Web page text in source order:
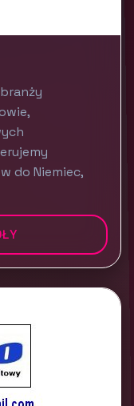
do Niemiec,